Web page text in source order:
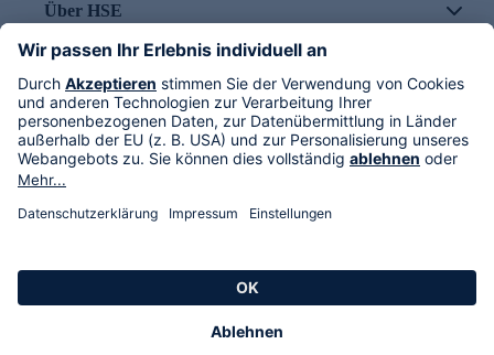
Über HSE
Im TV
HSE International